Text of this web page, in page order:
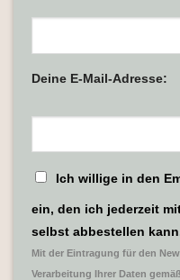
Deine E-Mail-Adresse:
Ich willige in den
ein, den ich jederzeit
selbst abbestellen
Mit der Eintragung für den
Verarbeitung Ihrer Daten